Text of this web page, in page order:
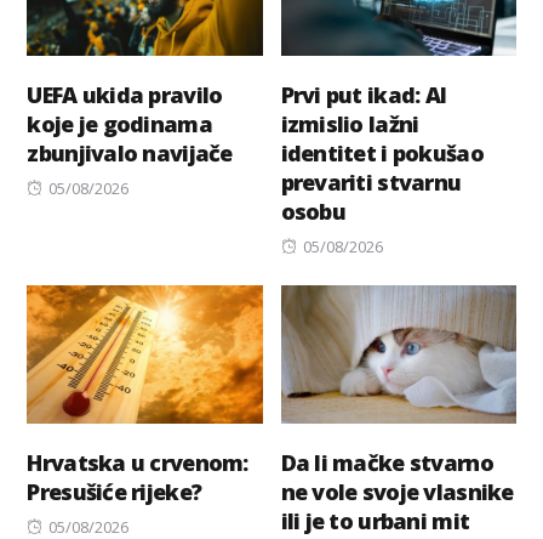
UEFA ukida pravilo
koje je godinama
zbunjivalo navijače
Posted
05/08/2026
Prvi put ikad: AI
izmislio lažni
identitet i pokušao
prevariti stvarnu
osobu
Posted
05/08/2026
Hrvatska u crvenom:
Presušiće rijeke?
Posted
05/08/2026
Da li mačke stvarno
ne vole svoje vlasnike
ili je to urbani mit